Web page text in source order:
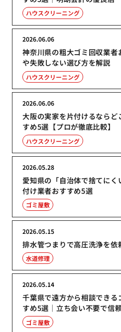
ハウスクリーニング
神奈川県の粗大ゴミ回収業
や失敗しない選び方を解説
2026.06.06
ハウスクリーニング
大阪の実家を片付けるなら
すめ5選【プロが徹底比較】
2026.06.06
ハウスクリーニング
愛知県の「自治体で捨てに
付け業者おすすめ5選
2026.05.28
ゴミ屋敷
排水管つまりで高圧洗浄を
2026.05.15
水道修理
千葉県で遠方から相談でき
すめ5選｜立ち会い不要で信
2026.05.14
ゴミ屋敷